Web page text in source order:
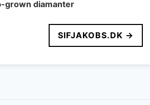
grown diamanter
SIFJAKOBS.DK →